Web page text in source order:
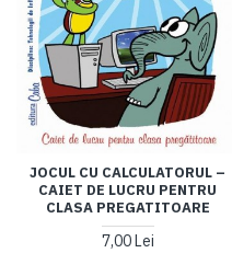
JOCUL CU CALCULATORUL –
CAIET DE LUCRU PENTRU
CLASA PREGATITOARE
7,00 Lei